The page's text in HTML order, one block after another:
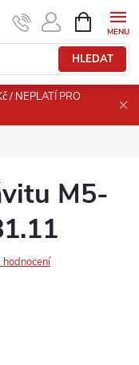
HLEDAT
NÁKUPNÍ
KOŠÍK
/ NEPLATÍ PRO
M5-